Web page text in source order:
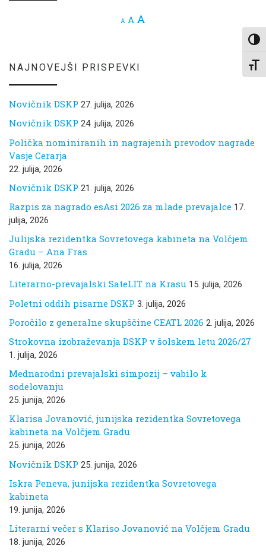
A Decrease font size.
A Reset font size.
A
NAJNOVEJŠI PRISPEVKI
Novičnik DSKP 27. julija, 2026
Novičnik DSKP 24. julija, 2026
Polička nominiranih in nagrajenih prevodov nagrade
Vasje Cerarja
22. julija, 2026
Novičnik DSKP 21. julija, 2026
Razpis za nagrado esAsi 2026 za mlade prevajalce 17.
julija, 2026
Julijska rezidentka Sovretovega kabineta na Volčjem
Gradu – Ana Fras
16. julija, 2026
Literarno-prevajalski SateLIT na Krasu 15. julija, 2026
Poletni oddih pisarne DSKP 3. julija, 2026
Poročilo z generalne skupščine CEATL 2026 2. julija, 2026
Strokovna izobraževanja DSKP v šolskem letu 2026/27
1. julija, 2026
Mednarodni prevajalski simpozij – vabilo k
sodelovanju
25. junija, 2026
Klarisa Jovanović, junijska rezidentka Sovretovega
kabineta na Volčjem Gradu
25. junija, 2026
Novičnik DSKP 25. junija, 2026
Iskra Peneva, junijska rezidentka Sovretovega
kabineta
19. junija, 2026
Literarni večer s Klariso Jovanović na Volčjem Gradu
18. junija, 2026